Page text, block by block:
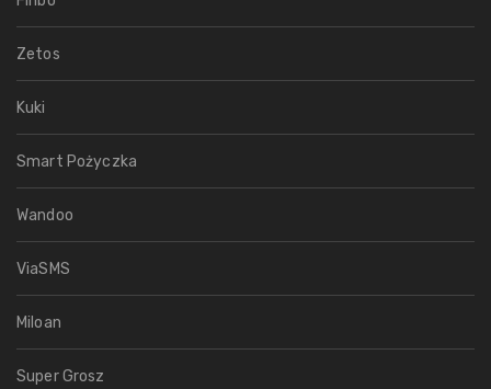
Zetos
Kuki
Smart Pożyczka
Wandoo
ViaSMS
Miloan
Super Grosz